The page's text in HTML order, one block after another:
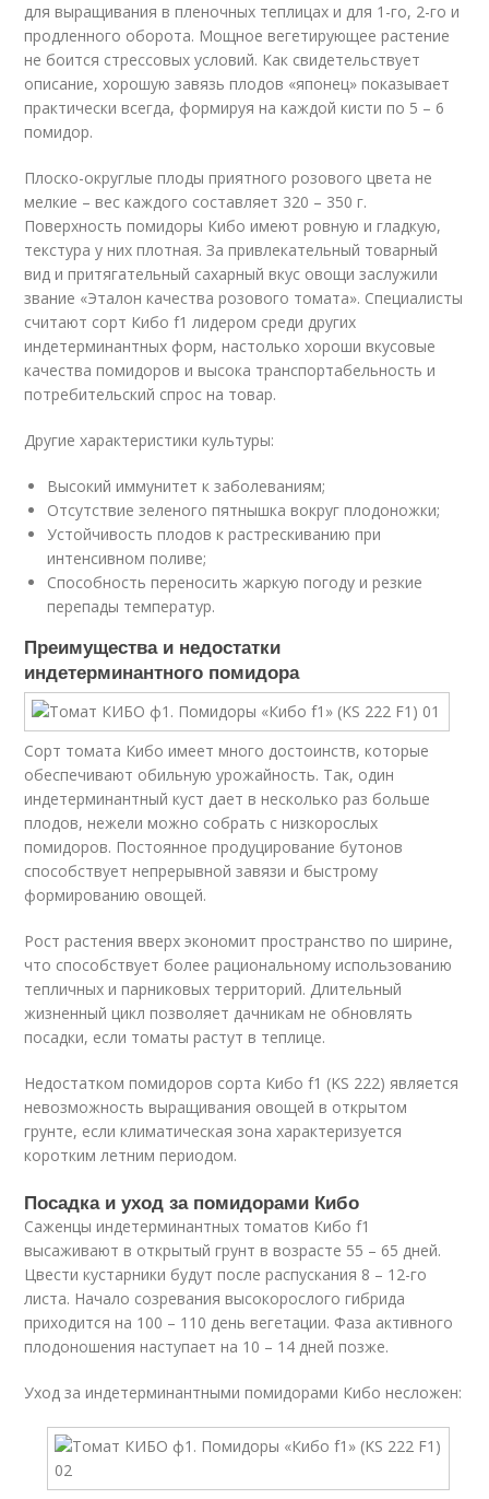
для выращивания в пленочных теплицах и для 1-го, 2-го и
продленного оборота. Мощное вегетирующее растение
не боится стрессовых условий. Как свидетельствует
описание, хорошую завязь плодов «японец» показывает
практически всегда, формируя на каждой кисти по 5 – 6
помидор.
Плоско-округлые плоды приятного розового цвета не
мелкие – вес каждого составляет 320 – 350 г.
Поверхность помидоры Кибо имеют ровную и гладкую,
текстура у них плотная. За привлекательный товарный
вид и притягательный сахарный вкус овощи заслужили
звание «Эталон качества розового томата». Специалисты
считают сорт Кибо f1 лидером среди других
индетерминантных форм, настолько хороши вкусовые
качества помидоров и высока транспортабельность и
потребительский спрос на товар.
Другие характеристики культуры:
Высокий иммунитет к заболеваниям;
Отсутствие зеленого пятнышка вокруг плодоножки;
Устойчивость плодов к растрескиванию при
интенсивном поливе;
Способность переносить жаркую погоду и резкие
перепады температур.
Преимущества и недостатки
индетерминантного помидора
Сорт томата Кибо имеет много достоинств, которые
обеспечивают обильную урожайность. Так, один
индетерминантный куст дает в несколько раз больше
плодов, нежели можно собрать с низкорослых
помидоров. Постоянное продуцирование бутонов
способствует непрерывной завязи и быстрому
формированию овощей.
Рост растения вверх экономит пространство по ширине,
что способствует более рациональному использованию
тепличных и парниковых территорий. Длительный
жизненный цикл позволяет дачникам не обновлять
посадки, если томаты растут в теплице.
Недостатком помидоров сорта Кибо f1 (KS 222) является
невозможность выращивания овощей в открытом
грунте, если климатическая зона характеризуется
коротким летним периодом.
Посадка и уход за помидорами Кибо
Саженцы индетерминантных томатов Кибо f1
высаживают в открытый грунт в возрасте 55 – 65 дней.
Цвести кустарники будут после распускания 8 – 12-го
листа. Начало созревания высокорослого гибрида
приходится на 100 – 110 день вегетации. Фаза активного
плодоношения наступает на 10 – 14 дней позже.
Уход за индетерминантными помидорами Кибо несложен: